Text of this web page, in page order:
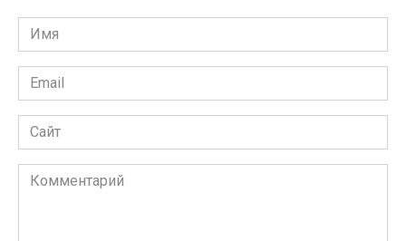
Имя
*
Email
*
Сайт
Комментарий